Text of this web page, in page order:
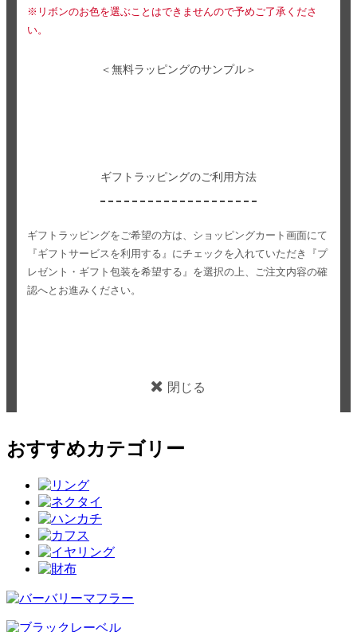
※リボンのお色を選ぶことはできませんので予めご了承くださ
い。
＜無料ラッピングのサンプル＞
ギフトラッピングのご利用方法
ギフトラッピングをご希望の方は、ショッピングカート画面にて
『ギフトサービスを利用する』にチェックを入れていただき
『プ
レゼント・ギフト包装を希望する』を選択の上、ご注文内容の確
認へとお進みください。
閉じる
おすすめカテゴリー